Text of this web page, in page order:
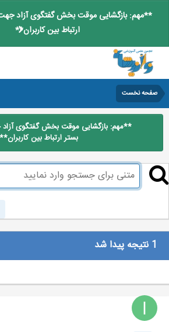
**مهم: بازگشایی موقت بخش گفتگوی آزاد جهت
ارتباط بین کاربران**
صفحه نخست
**مهم: بازگشایی موقت بخش گفتگوی آزاد
بستر ارتباط بین کاربران**